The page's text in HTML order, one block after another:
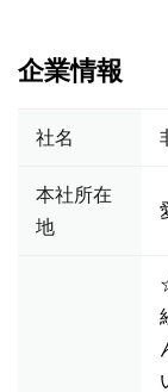
企業情報
社名
本社所在
地